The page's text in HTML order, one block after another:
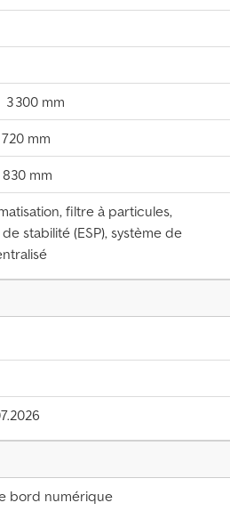
3 300 mm
720 mm
830 mm
filtre à particules,
stabilité (ESP), système de
bord numérique